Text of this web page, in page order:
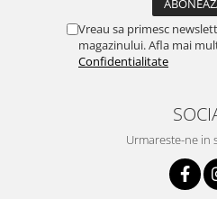
Vreau sa primesc
magazinului. Afla mai
Confidentialitate
Urmareste-ne in